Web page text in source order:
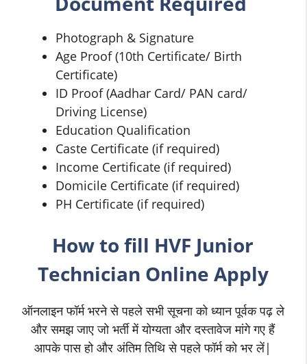
Photograph & Signature
Age Proof (10th Certificate/ Birth
Certificate)
ID Proof (Aadhar Card/ PAN card/
Driving License)
Education Qualification
Caste Certificate (if required)
Income Certificate (if required)
Domicile Certificate (if required)
PH Certificate (if required)
How to fill HVF Junior
Technician Online Apply
ऑनलाइन फॉर्म भरने से पहले सभी सूचना को ध्यान पूर्वक पढ़ ले
और समझ जाए जो भर्ती में योग्यता और दस्तावेज मांगे गए हैं
आपके पास हो और अंतिम तिथि से पहले फॉर्म को भर लें|